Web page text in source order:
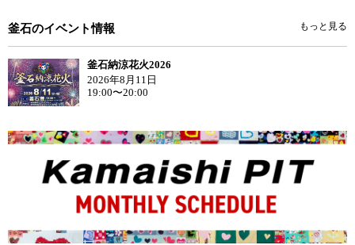
釜石のイベント情報 もっと見る
釜石納涼花火2026
2026年8月11日
19:00〜20:00